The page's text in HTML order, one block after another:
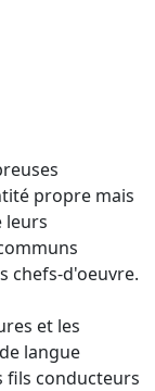
propre mais
leurs
chefs-d'oeuvre.
et les
langue
fils conducteurs